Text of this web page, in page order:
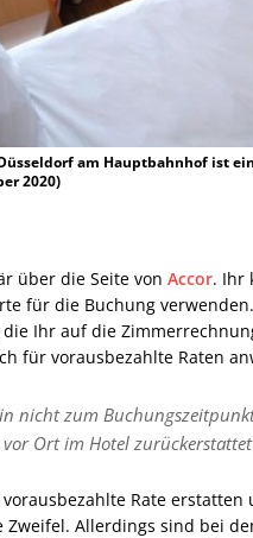
am Hauptbahnhof ist
2020)
über die Seite von Accor. Ihr
für die Buchung
Ihr auf die
für vorausbezahlte Raten
nicht zum
Ort im Hotel
Rate
Allerdings sind bei